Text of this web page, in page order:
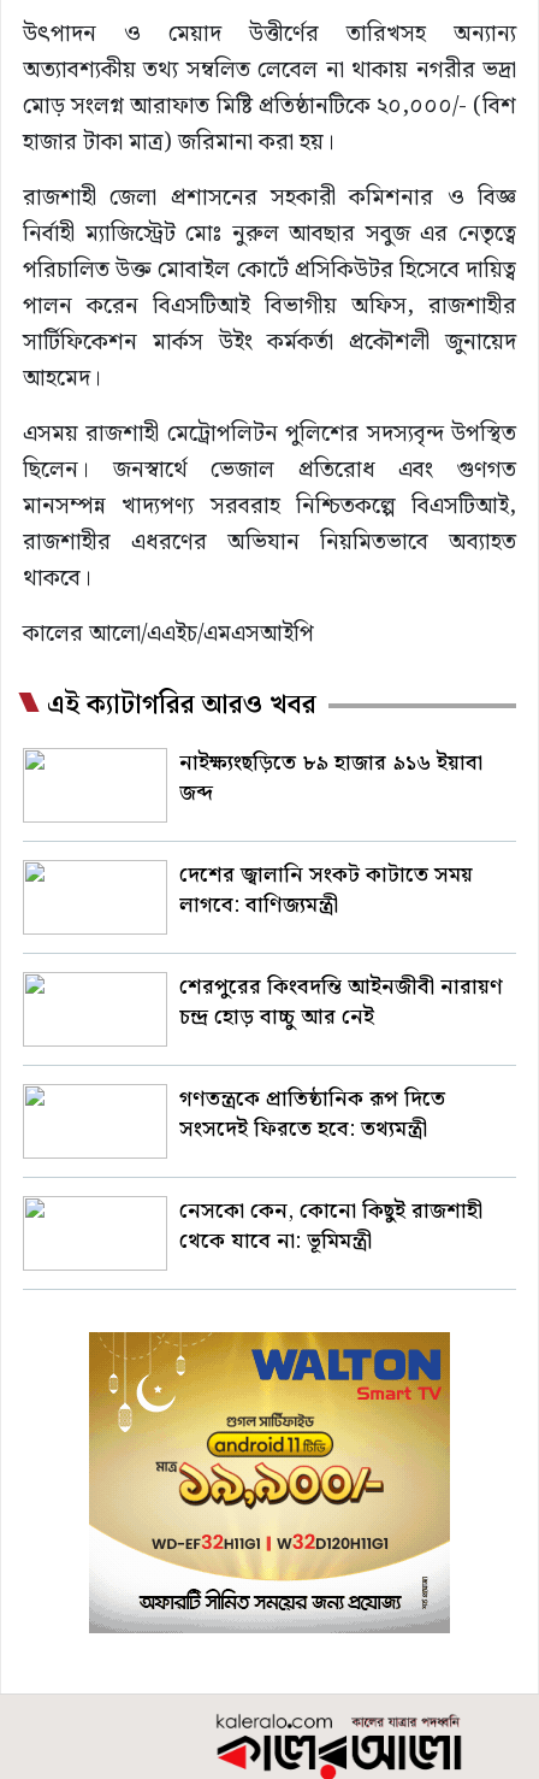
উৎপাদন ও মেয়াদ উত্তীর্ণের তারিখসহ অন্যান্য
অত্যাবশ্যকীয় তথ্য সম্বলিত লেবেল না থাকায় নগরীর ভদ্রা
মোড় সংলগ্ন আরাফাত মিষ্টি প্রতিষ্ঠানটিকে ২০,০০০/- (বিশ
হাজার টাকা মাত্র) জরিমানা করা হয়।
রাজশাহী জেলা প্রশাসনের সহকারী কমিশনার ও বিজ্ঞ
নির্বাহী ম্যাজিস্ট্রেট মোঃ নুরুল আবছার সবুজ এর নেতৃত্বে
পরিচালিত উক্ত মোবাইল কোর্টে প্রসিকিউটর হিসেবে দায়িত্ব
পালন করেন বিএসটিআই বিভাগীয় অফিস, রাজশাহীর
সার্টিফিকেশন মার্কস উইং কর্মকর্তা প্রকৌশলী জুনায়েদ
আহমেদ।
এসময় রাজশাহী মেট্রোপলিটন পুলিশের সদস্যবৃন্দ উপস্থিত
ছিলেন। জনস্বার্থে ভেজাল প্রতিরোধ এবং গুণগত
মানসম্পন্ন খাদ্যপণ্য সরবরাহ নিশ্চিতকল্পে বিএসটিআই,
রাজশাহীর এধরণের অভিযান নিয়মিতভাবে অব্যাহত
থাকবে।
কালের আলো/এএইচ/এমএসআইপি
এই ক্যাটাগরির আরও খবর
নাইক্ষ্যংছড়িতে ৮৯ হাজার ৯১৬ ইয়াবা
জব্দ
দেশের জ্বালানি সংকট কাটাতে সময়
লাগবে: বাণিজ্যমন্ত্রী
শেরপুরের কিংবদন্তি আইনজীবী নারায়ণ
চন্দ্র হোড় বাচ্চু আর নেই
গণতন্ত্রকে প্রাতিষ্ঠানিক রূপ দিতে
সংসদেই ফিরতে হবে: তথ্যমন্ত্রী
নেসকো কেন, কোনো কিছুই রাজশাহী
থেকে যাবে না: ভূমিমন্ত্রী